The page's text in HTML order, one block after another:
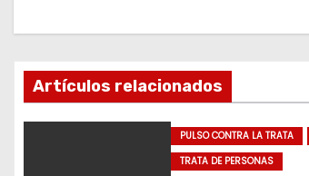
c
iArtículos relacionados
PULSO CONTRA LA TRATA
TRATA DE PERSONAS